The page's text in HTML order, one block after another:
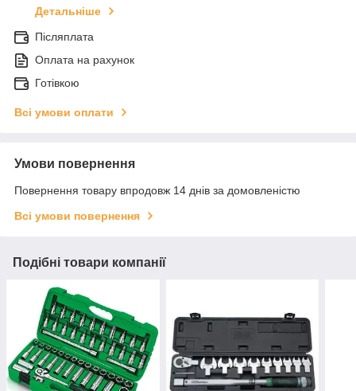
Детальніше
Післяплата
Оплата на рахунок
Готівкою
Всі умови оплати
Умови повернення
Повернення товару впродовж 14 днів за домовленістю
Всі умови повернення
Подібні товари компанії